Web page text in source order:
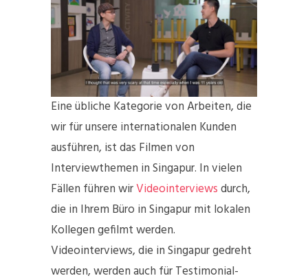
Eine übliche Kategorie von Arbeiten, die
wir für unsere internationalen Kunden
ausführen, ist das Filmen von
Interviewthemen in Singapur. In vielen
Fällen führen wirVideointerviewsdurch,
die in Ihrem Büro in Singapur mit lokalen
Kollegen gefilmt werden.
Videointerviews, die in Singapur gedreht
werden, werden auch für Testimonial-